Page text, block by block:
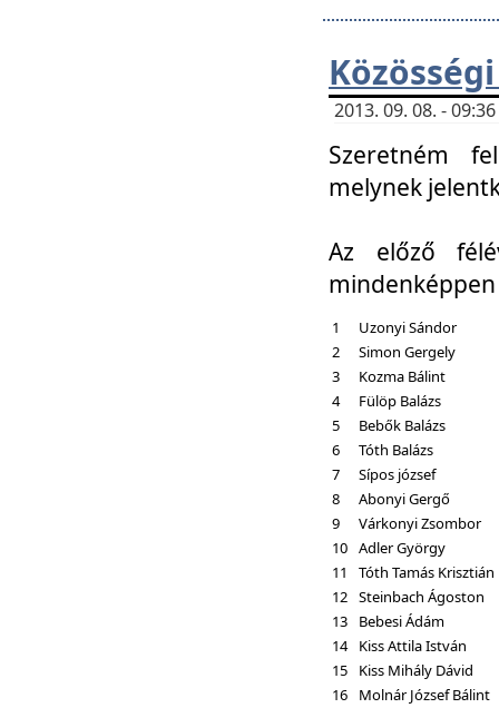
2013. 09. 08. -
Szeretném
melynek
Az előző
1
Uzonyi Sándor
2
Simon Gergely
3
Kozma Bálint
4
Fülöp Balázs
5
Bebők Balázs
6
Tóth Balázs
7
Sípos józsef
8
Abonyi Gergő
9
Várkonyi Zsombor
10 Adler György
11
Tóth Tamás Krisztián
12 Steinbach Ágoston
13
Bebesi Ádám
14 Kiss Attila István
15
Kiss Mihály Dávid
16
Molnár József Bálint